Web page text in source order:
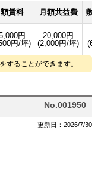
額賃料 月額共益費 敷
円
円/坪)
20,000円
(2,000円/坪)
することができます。
No.001950
更新日：2026/7/30